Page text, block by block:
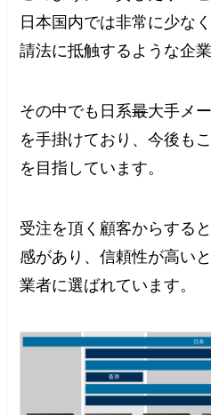
日本国内では非常に少な
請法に抵触するような企
その中でも日系最大手メ
を手掛けており、今後も
を目指しています。
受注を頂く顧客からする
感があり、信頼性が高い
業者に選ばれています。